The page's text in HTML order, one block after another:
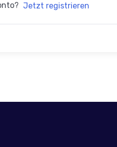
Jetzt registrieren